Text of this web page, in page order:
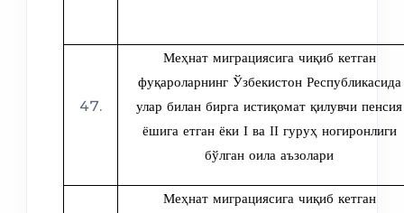
Меҳнат миграциясига чиқиб кетган
фуқароларнинг Ўзбекистон Республикасида
улар билан бирга истиқомат қилувчи пенсия
ёшига етган ёки I ва II гуруҳ ногиронлиги
бўлган оила аъзолари
Меҳнат миграциясига чиқиб кетган